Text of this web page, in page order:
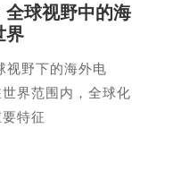
全球视野中的海
界
视野下的海外电
界范围内，全球化
特征